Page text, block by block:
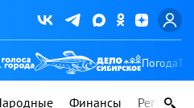
Погода
Финансы Регионы